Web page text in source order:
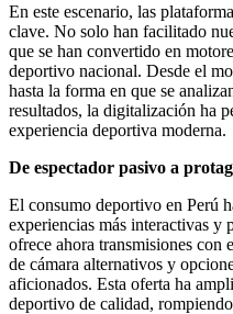
En este escenario, las
clave. No solo han facilitado
que se han convertido en
deportivo nacional. Desde el
hasta la forma en que se
resultados, la digitalización ha
experiencia deportiva moderna.
De espectador pasivo a
El consumo deportivo en Perú
experiencias más interactivas y
ofrece ahora transmisiones con
de cámara alternativos y
aficionados. Esta oferta ha
deportivo de calidad,